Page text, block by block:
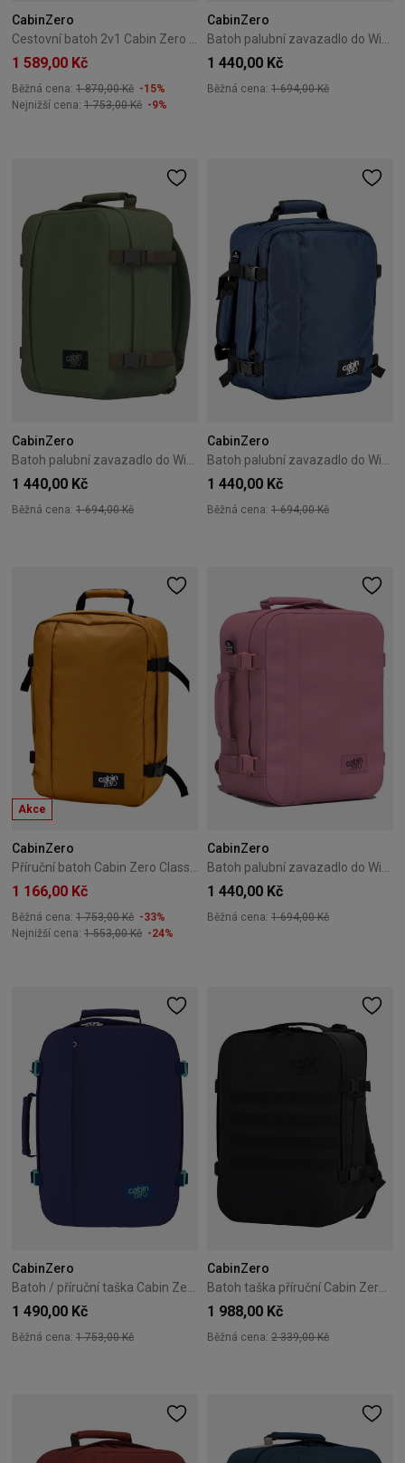
CabinZero
Cestovní batoh 2v1 Cabin Zero Classic Tech 28L Zen Garden
1 589,00 Kč
Běžná cena: 1 870,00 Kč -15%
Nejnižší cena: 1 753,00 Kč -9%
CabinZero
Batoh palubní zavazadlo do Wizzair Cabin Zero Classic 28L Original Grey
1 440,00 Kč
Běžná cena: 1 694,00 Kč
CabinZero
1 440,00 Kč
Běžná cena: 1 694,00 Kč
CabinZero
1 440,00 Kč
Běžná cena: 1 694,00 Kč
Akce
CabinZero
1 166,00 Kč
Běžná cena: 1 753,00 Kč -33%
Nejnižší cena: 1 553,00 Kč -24%
CabinZero
1 440,00 Kč
Běžná cena: 1 694,00 Kč
CabinZero
1 490,00 Kč
Běžná cena: 1 753,00 Kč
CabinZero
1 988,00 Kč
Běžná cena: 2 339,00 Kč